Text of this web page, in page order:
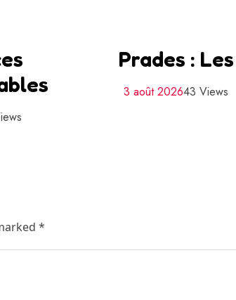
Prades : Les
3 août 202643 Views
*